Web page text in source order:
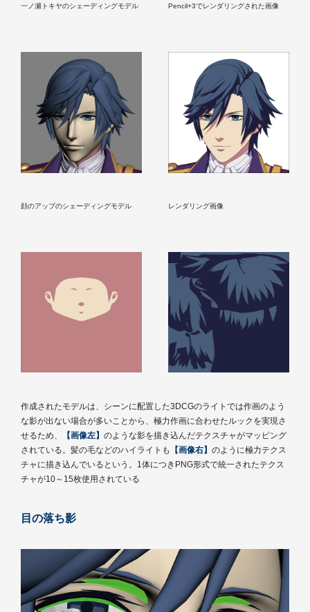
一ノ瀬トキヤのシェーディングモデル Pencil+3でレンダリングされた画像
顔のアップのシェーディングモデル レンダリング画像
作成されたモデルは、シーンに配置した3DCGのライトでは作画のよう
な影が出ない場合が多いことから、極力作画に合わせたルックを実現さ
せるため、
【画像左】 のような影を描き込んだテクスチャがマッピング
されている。髪の毛などのハイライトも
【画像右】 のように極力テクス
チャに描き込んでいるという。1体につきPNG形式で統一されたテクス
チャが10～15枚使用されている
目の落ち影